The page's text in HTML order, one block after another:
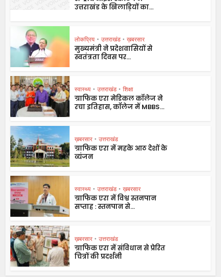
उत्तराखंड के खिलाड़ियों का...
लोकप्रिय • उत्तराखंड • ख़बरसार
मुख्यमंत्री ने प्रदेशवासियों से
स्वतंत्रता दिवस पर...
स्वास्थ्य • उत्तराखंड • शिक्षा
ग्राफिक एरा मेडिकल कॉलेज ने
रचा इतिहास, कॉलेज में MBBS...
ख़बरसार • उत्तराखंड
ग्राफिक एरा में महके आठ देशों के
व्यंजन
स्वास्थ्य • उत्तराखंड • ख़बरसार
ग्राफिक एरा में विश्व स्तनपान
सप्ताह : स्तनपान से...
ख़बरसार • उत्तराखंड
ग्राफिक एरा में संविधान से प्रेरित
चित्रों की प्रदर्शनी